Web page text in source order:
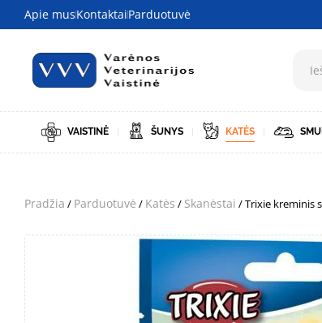
Apie musKontaktaiParduotuvė
VAISTINĖ ŠUNYS KATĖS
Pradžia / Parduotuvė / Katės / Skanėstai / Trixie kreminis